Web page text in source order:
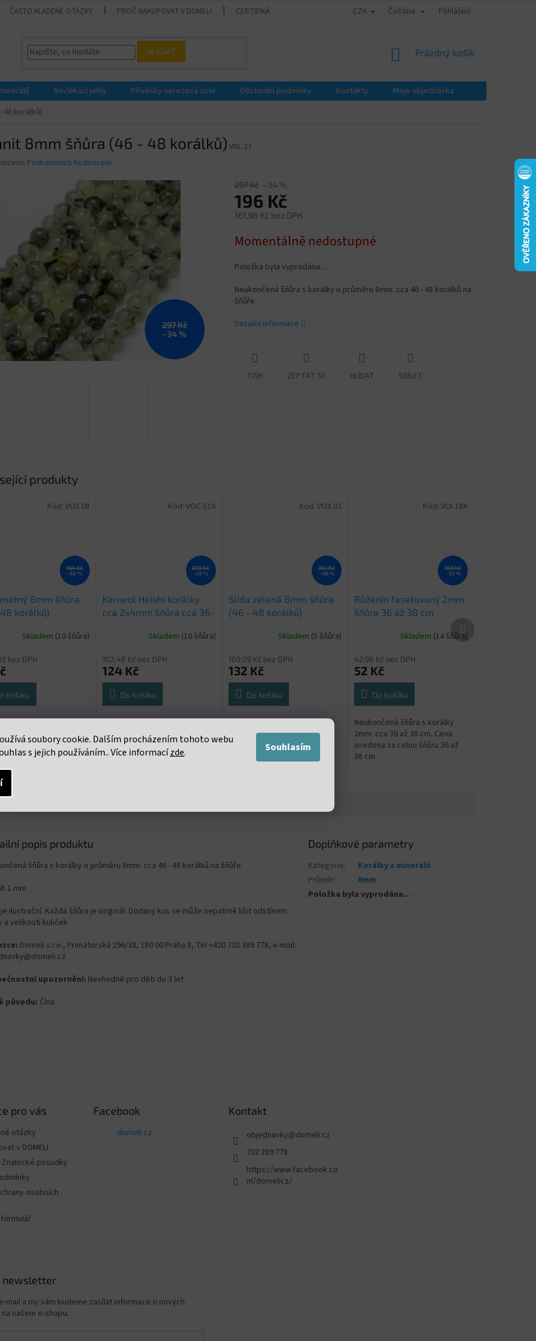
soubory cookie. Dalším procházením tohoto webu
s jejich používáním.. Více informacízde. Souhlasím
ČASTO KLADENÉ OTÁZKY PROČ NAKUPOVAT V DOMELI CERTIFIKÁTY - ZNALECKÉ POSUDKY OBCHODNÍ PODMÍNKY
CZK Čeština Přihlášení
HLEDAT
NÁKUPNÍ
Prázdný košík
Navlékací jehly Přívěsky nerezová ocel Obchodní podmínky Kontakty
Moje objednávka
48 korálků)
8mm šňůra (46 - 48 korálků) VNL 37
Podrobnosti hodnocení
297 Kč
–34 %
297 Kč –34 %
196 Kč
161,98 Kč bez DPH
cena:
Momentálně nedostupné
Položka byla vyprodána…
Neukončená šňůra s korálky o průměru 8mm. cca 46 - 48 korálků na
šňůře
Detailní informace
TISK ZEPTAT SE HLÍDAT SDÍLET
produkty
164 Kč
–52 %
8mm šňůra
korálků)
Skladem (10 šňůra)
bez DPH
košíku
šňůra s korálky o
8mm. cca 46 - 48
na šňůře
Kód: VOX 08
278 Kč
–55 %
Karneol Heishi korálky
cca 2x4mm šňůra cca 36-
Skladem (10 šňůra)
102,48 Kč bez DPH
124 Kč
Do košíku
Heishi korálky cca 2x4mm šňůra
cca 36-38cm. Cena uvedena za
celou šňůru o délce 36 až 38 cm
Kód: VOC 51A
301 Kč
–56 %
Slída zelená 8mm šňůra
(46 - 48 korálků)
Skladem (5 šňůra)
109,09 Kč bez DPH
132 Kč
Do košíku
Neukončená šňůra s korálky o
průměru 8mm. cca 46 - 48
korálků na šňůře
Kód:VOX 03
109 Kč
–52 %
Růženín fasetovaný 2mm
šňůra 36 až 38 cm
Skladem (14 šňůra)
42,98 Kč bez DPH
52 Kč
Do košíku
Neukončená šňůra s korálky
2mm. cca 36 až 38 cm. Cena
uvedena za celou šňůru 36 až
38 cm
Kód: VOI 18A
produkt
popis produktu
šňůra s korálky o průměru 8mm. cca 46 - 48 korálků na šňůře
1 mm
ilustrační. Každá šňůra je originál. Dodaný kus se může nepatrně lišit odstínem
a velikostí kuliček
Domeli s.r.o., Primátorská 296/38, 180 00 Praha 8, Tel +420 702 389 778, e-mail:
upozornění: Nevhodné pro děti do 3 let
původu: Čína
Doplňkové parametry
Kategorie:
Korálky z minerálů
Průměr:
8mm
Položka byla vyprodána…
pro vás
otázky
v DOMELI
posudky
osobních
Facebook
domeli.cz
Kontakt
objednavky@domeli.cz
702 389 778
https://www.facebook.co
m/domelicz/
newsletter
mail a my vám budeme zasílat informace o nových
našem e-shopu.